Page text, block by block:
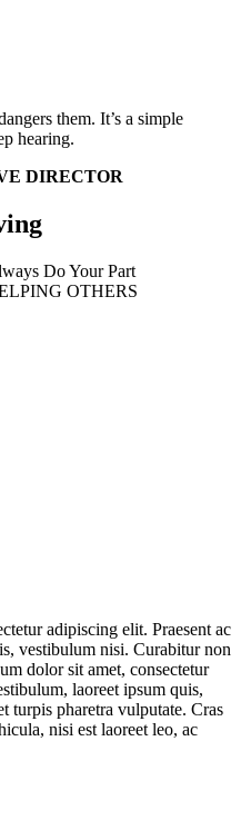
them. It’s a simple
hearing.
DIRECTOR
Do Your Part
OTHERS
adipiscing elit. Praesent ac
vestibulum nisi. Curabitur non
dolor sit amet, consectetur
laoreet ipsum quis,
turpis pharetra vulputate. Cras
nisi est laoreet leo, ac